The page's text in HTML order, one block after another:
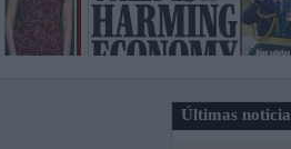
Últimas